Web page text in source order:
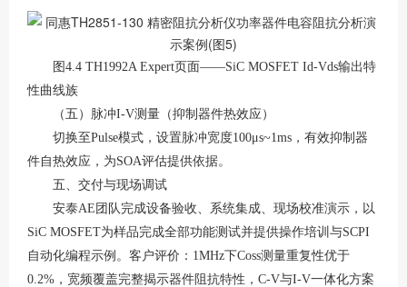
图 4.4 TH1992A Expert页面——SiC MOSFET Id-Vds输出特
性曲线族
（五）脉冲I-V测量（抑制器件热效应）
切换至Pulse模式，设置脉冲宽度100μs~1ms，有效抑制器
件自热效应，为SOA评估提供依据。
五、交付与现场调试
安泰AE团队完成设备验收、系统集成、现场校准演示，以
SiC MOSFET为样品完成全部功能测试并提供操作培训与SCPI
自动化编程示例。客户评价：1MHz下Coss测量重复性优于
0.2%，宽频覆盖完整揭示器件阻抗特性，C-V与I-V一体化方案